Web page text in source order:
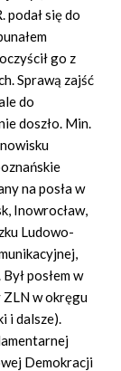
podał się do
go z
Sprawą zajść
do
doszło. Min.
na posła w
Inowrocław,
Ludowo-
posłem w
ZLN w okręgu
i dalsze).
Demokracji